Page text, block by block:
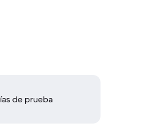
de prueba